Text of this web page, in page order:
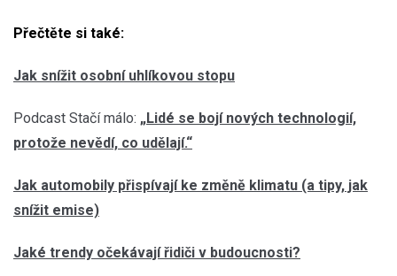
Přečtěte si také:
Jak snížit osobní uhlíkovou stopu
Podcast Stačí málo: „Lidé se bojí nových technologií,
protože nevědí, co udělají.“
Jak automobily přispívají ke změně klimatu (a tipy, jak
snížit emise)
Jaké trendy očekávají řidiči v budoucnosti?